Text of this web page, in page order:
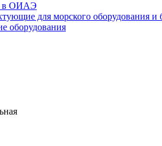
в ОИАЭ
для морского оборудования
оборудования